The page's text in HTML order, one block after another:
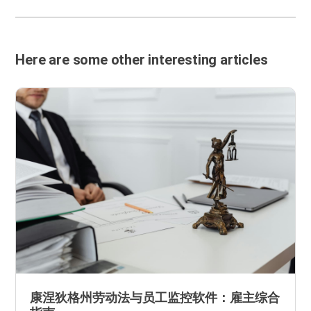
Here are some other interesting articles
康涅狄格州劳动法与员工监控软件：雇主综合